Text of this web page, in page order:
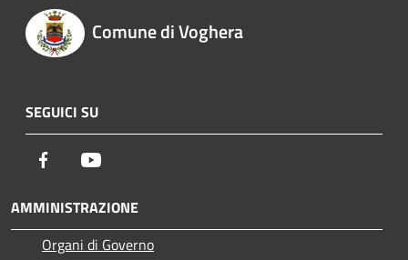
Comune di Voghera
SEGUICI SU
Facebook
AMMINISTRAZIONE
Organi di Governo